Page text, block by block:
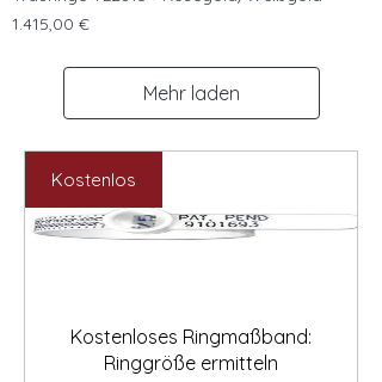
Preis
1.415,00 €
Mehr laden
Kostenlos
Kostenloses Ringmaßband:
Ringgröße ermitteln